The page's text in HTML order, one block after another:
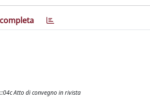
Atto di convegno in rivista